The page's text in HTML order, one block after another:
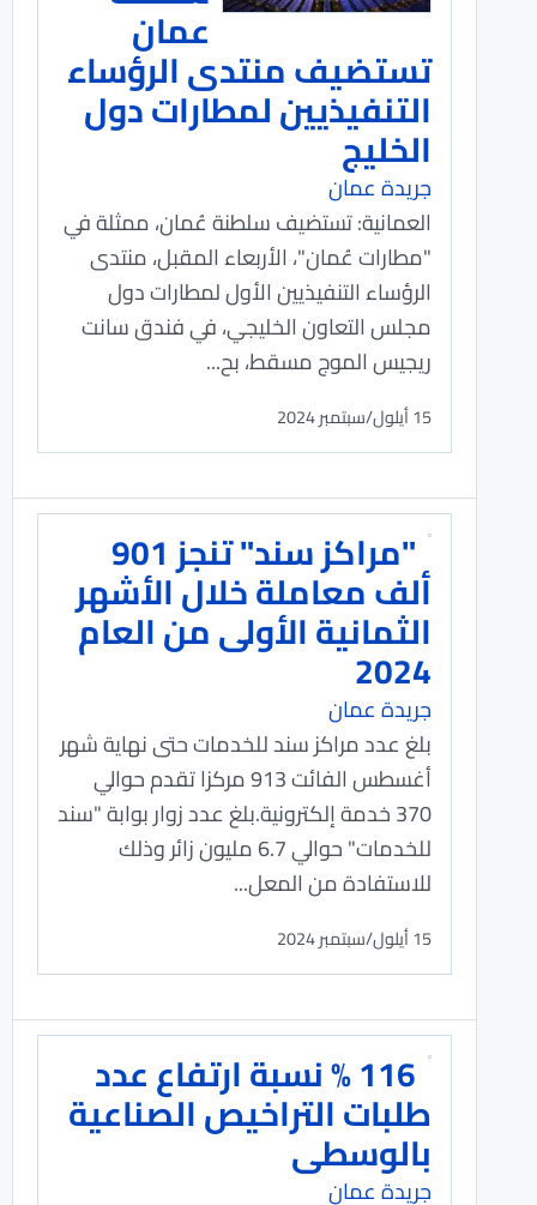
عمان
تستضيف منتدى الرؤساء
التنفيذيين لمطارات دول
الخليج
جريدة عمان
العمانية: تستضيف سلطنة عُمان، ممثلة في
"مطارات عُمان"، الأربعاء المقبل، منتدى
الرؤساء التنفيذيين الأول لمطارات دول
مجلس التعاون الخليجي، في فندق سانت
ريجيس الموج مسقط، بح...
15 أيلول/سبتمبر 2024
"مراكز سند" تنجز 901
ألف معاملة خلال الأشهر
الثمانية الأولى من العام
2024
جريدة عمان
بلغ عدد مراكز سند للخدمات حتى نهاية شهر
أغسطس الفائت 913 مركزا تقدم حوالي
370 خدمة إلكترونية.بلغ عدد زوار بوابة "سند
للخدمات" حوالي 6.7 مليون زائر وذلك
للاستفادة من المعل...
15 أيلول/سبتمبر 2024
116 % نسبة ارتفاع عدد
طلبات التراخيص الصناعية
بالوسطى
جريدة عمان